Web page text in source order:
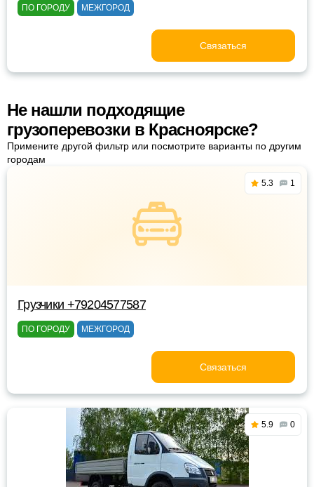
ПО ГОРОДУ МЕЖГОРОД
Связаться
Не нашли подходящие
грузоперевозки в Красноярске?
Примените другой фильтр или посмотрите варианты по другим
городам
5.3 1
Грузчики +79204577587
ПО ГОРОДУ МЕЖГОРОД
Связаться
5.9 0